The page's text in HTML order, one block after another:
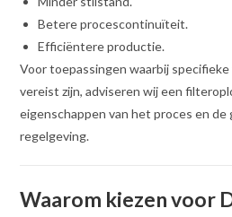
Betere procescontinuïteit.
Efficiëntere productie.
Voor toepassingen waarbij
vereist zijn, adviseren wij een
eigenschappen van het proces en
regelgeving.
Waarom kiezen voor